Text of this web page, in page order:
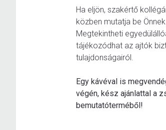
Ha eljön, szakértő
közben mutatja be
Megtekintheti
tájékozódhat az ajtók
tulajdonságairól.
Egy kávéval is
végén, kész ajánlattal a
bemutatóterméből!